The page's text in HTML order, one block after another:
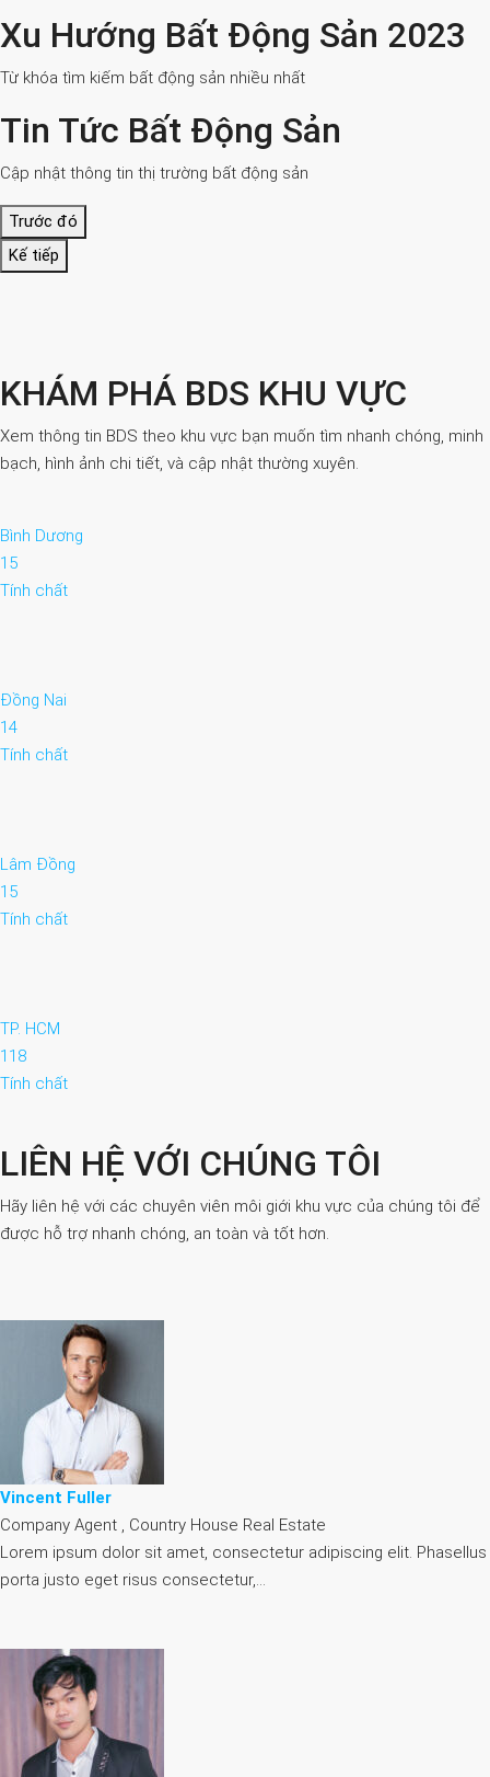
Xu Hướng Bất Động Sản 2023
Từ khóa tìm kiếm bất động sản nhiều nhất
Tin Tức Bất Động Sản
Cập nhật thông tin thị trường bất động sản
Trước đó
Kế tiếp
KHÁM PHÁ BDS KHU VỰC
Xem thông tin BDS theo khu vực bạn muốn tìm nhanh chóng, minh
bạch, hình ảnh chi tiết, và cập nhật thường xuyên.
Bình Dương
15
Tính chất
Đồng Nai
14
Tính chất
Lâm Đồng
15
Tính chất
TP. HCM
118
Tính chất
LIÊN HỆ VỚI CHÚNG TÔI
Hãy liên hệ với các chuyên viên môi giới khu vực của chúng tôi để
được hỗ trợ nhanh chóng, an toàn và tốt hơn.
Vincent Fuller
Company Agent , Country House Real Estate
Lorem ipsum dolor sit amet, consectetur adipiscing elit. Phasellus
porta justo eget risus consectetur,…